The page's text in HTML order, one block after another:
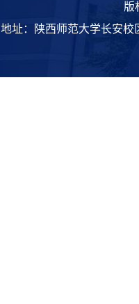
版
地址：陕西师范大学长安校